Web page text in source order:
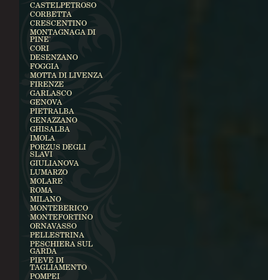
CASTELPETROSO
CORBETTA
CRESCENTINO
MONTAGNAGA DI
PINE'
CORI
DESENZANO
FOGGIA
MOTTA DI LIVENZA
FIRENZE
GARLASCO
GENOVA
PIETRALBA
GENAZZANO
GHISALBA
IMOLA
PORZUS DEGLI
SLAVI
GIULIANOVA
LUMARZO
MOLARE
ROMA
MILANO
MONTEBERICO
MONTEFORTINO
ORNAVASSO
PELLESTRINA
PESCHIERA SUL
GARDA
PIEVE DI
TAGLIAMENTO
POMPEI